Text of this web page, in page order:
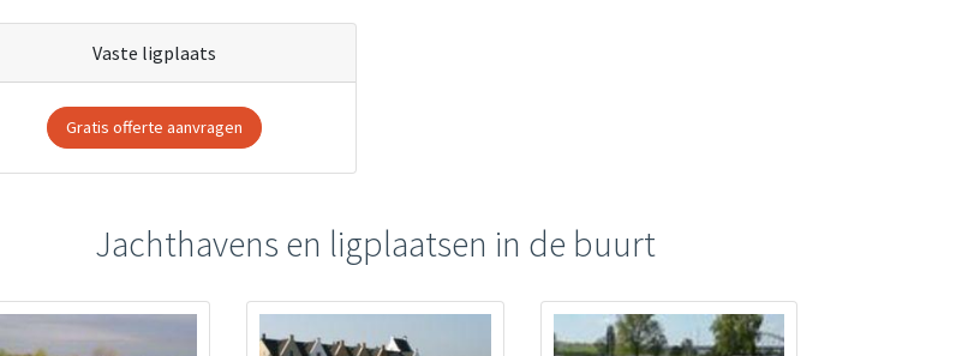
Vaste ligplaats
Gratis offerte aanvragen
Jachthavens en ligplaatsen in de buurt